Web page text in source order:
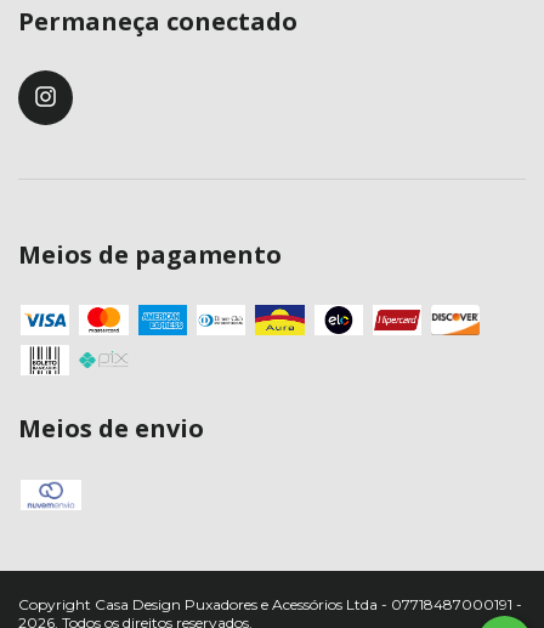
Permaneça conectado
Meios de pagamento
Meios de envio
Copyright Casa Design Puxadores e Acessórios Ltda - 07718487000191 -
2026. Todos os direitos reservados.